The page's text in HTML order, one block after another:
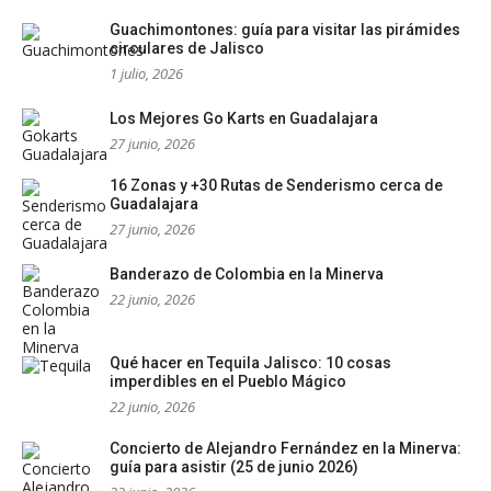
Guachimontones: guía para visitar las pirámides
circulares de Jalisco
1 julio, 2026
Los Mejores Go Karts en Guadalajara
27 junio, 2026
16 Zonas y +30 Rutas de Senderismo cerca de
Guadalajara
27 junio, 2026
Banderazo de Colombia en la Minerva
22 junio, 2026
Qué hacer en Tequila Jalisco: 10 cosas
imperdibles en el Pueblo Mágico
22 junio, 2026
Concierto de Alejandro Fernández en la Minerva:
guía para asistir (25 de junio 2026)